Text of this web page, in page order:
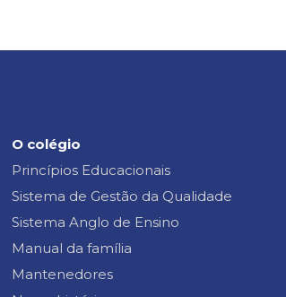
O colégio
Princípios Educacionais
Sistema de Gestão da Qualidade
Sistema Anglo de Ensino
Manual da família
Mantenedores